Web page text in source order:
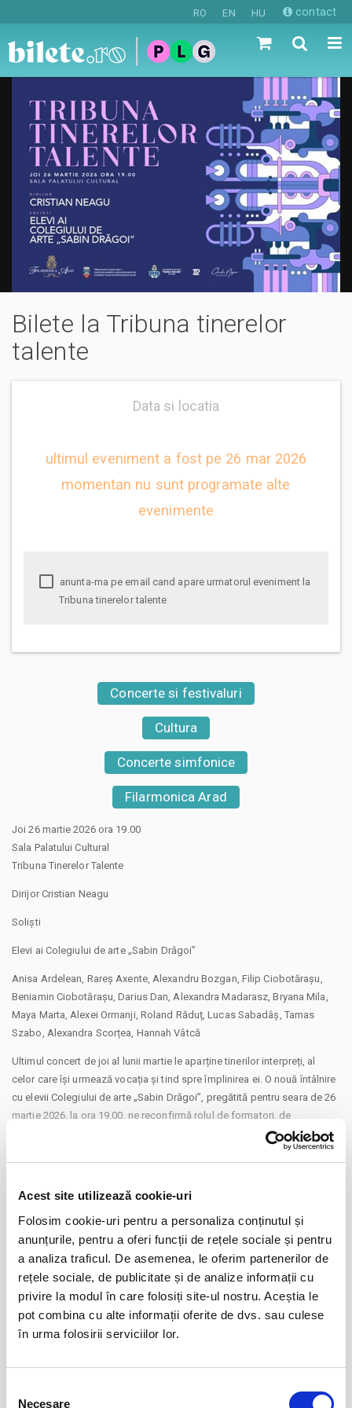
Acest site utilizează cookie-uri
Folosim cookie-uri pentru a personaliza conținutul și
anunțurile, pentru a oferi funcții de rețele sociale și pentru
a analiza traficul. De asemenea, le oferim partenerilor de
rețele sociale, de publicitate și de analize informații cu
privire la modul în care folosiți site-ul nostru. Aceștia le
pot combina cu alte informații oferite de dvs. sau culese
în urma folosirii serviciilor lor.
Necesare
RO EN HU contact
Bilete la Tribuna tinerelor
talente
Data si locatia
ultimul eveniment a fost pe 26 mar 2026
momentan nu sunt programate alte
evenimente
Tribuna tinerelor talente
Concerte si festivaluri
Cultura
Concerte simfonice
Filarmonica Arad
Joi 26 martie 2026 ora 19.00
Sala Palatului Cultural
Tribuna Tinerelor Talente
Dirijor Cristian Neagu
Soliști
Elevi ai Colegiului de arte „Sabin Drăgoi”
Anisa Ardelean, Rareș Axente, Alexandru Bozgan, Filip Ciobotărașu,
Beniamin Ciobotărașu, Darius Dan, Alexandra Madarasz, Bryana Mila,
Maya Marta, Alexei Ormanji, Roland Răduț, Lucas Sabadâș, Tamas
Szabo, Alexandra Scorțea, Hannah Vâtcă
Ultimul concert de joi al lunii martie le aparține tinerilor interpreți, al
celor care își urmează vocația și tind spre împlinirea ei. O nouă întâlnire
cu elevii Colegiului de arte „Sabin Drăgoi”, pregătită pentru seara de 26
martie 2026, la ora 19.00, ne reconfirmă rolul de formatori, de
îndrumători ai celor care pătrund de la o vârstă fragedă în lumea
alături de autografe Ney Rosauro, Andrew Lloyd Webber sau Leonard
Cohen, în programul tinerilor selectați pentru ediția din acest an: Anisa
Ardelean, Rareș Axente, Alexandru Bozgan, Filip Ciobotărașu, Beniamin
Ciobotărașu, Darius Dan, Alexandra Madarasz, Bryana Mila, Maya
Marta, Alexei Ormanji, Roland Răduț, Lucas Sabadâș, Tamas Szabo,
Alexandra Scorțea, Hannah Vâtcă.
Vom fi ca de fiecare dată susținători ai reușitelor lor, precum și
catedrelor de instrumente cu coarde și de suflat fiind selectați și
acompaniamente al acestei seri.
Evenimente similare
VIYAF VIRTUOSI - MARILE CONCERTE
PENTRU PIAN II
12